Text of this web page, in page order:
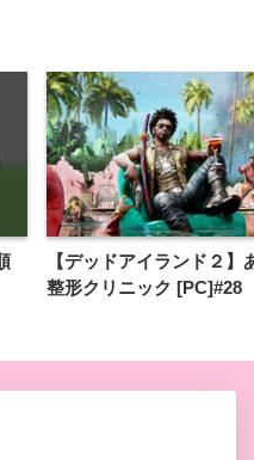
【デッドアイランド２】
整形クリニック [PC]#28